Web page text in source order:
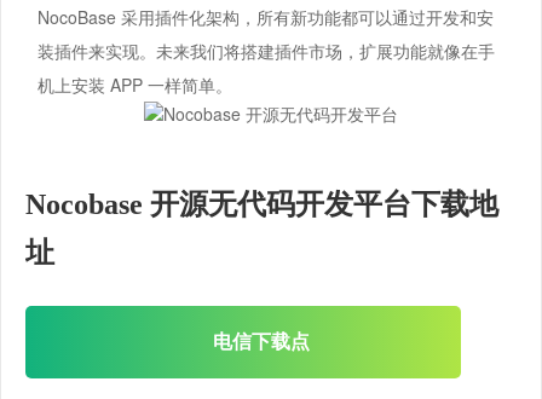
NocoBase 采用插件化架构，所有新功能都可以通过开发和安
装插件来实现。未来我们将搭建插件市场，扩展功能就像在手
机上安装 APP 一样简单。
Nocobase 开源无代码开发平台下载地
址
电信下载点